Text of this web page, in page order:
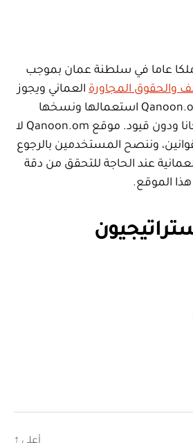
عاما في سلطنة عمان بموجب
والحقوق المجاورة العماني ويجوز
لمستخدمي موقع Qanoon.om استعمالها ونسخها
ونشرها وترجمتها مجانا ودون قيود. موقع Qanoon.om لا
وننصح المستخدمين بالرجوع
عند الحاجة للتحقق من دقة
الموقع.